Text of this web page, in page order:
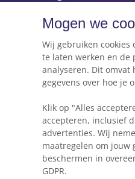
Online marketing &
Hosting, e-mail &
Webkracht's blog
5 dingen die je moet
website gaat beginnen
Waarom Wordpress
is voor je project
Mogen we
Wij gebruiken cookies
te laten werken en de
analyseren. Dit omvat
gegevens over hoe je
Klik op "Alles
accepteren, inclusief
advertenties. Wij
maatregelen om jouw
beschermen in
GDPR.